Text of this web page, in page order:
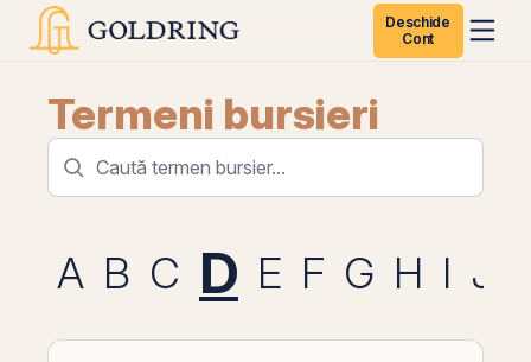
Deschide
Cont
Termeni bursieri
A B C D E F G H I J